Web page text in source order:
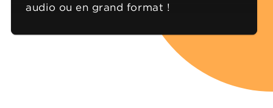
audio ou en grand format !